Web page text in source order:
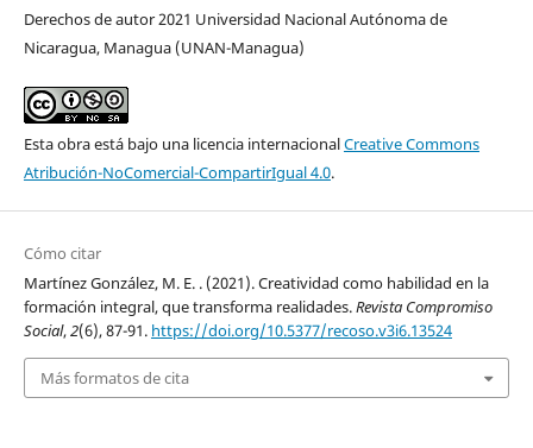
Derechos de autor 2021 Universidad Nacional Autónoma de
Nicaragua, Managua (UNAN-Managua)
Esta obra está bajo una licencia internacionalCreative Commons
Atribución-NoComercial-CompartirIgual 4.0.
Cómo citar
Martínez González, M. E. . (2021). Creatividad como habilidad en la
formación integral, que transforma realidades.Revista Compromiso
Social,2(6), 87-91. https://doi.org/10.5377/recoso.v3i6.13524
Más formatos de cita